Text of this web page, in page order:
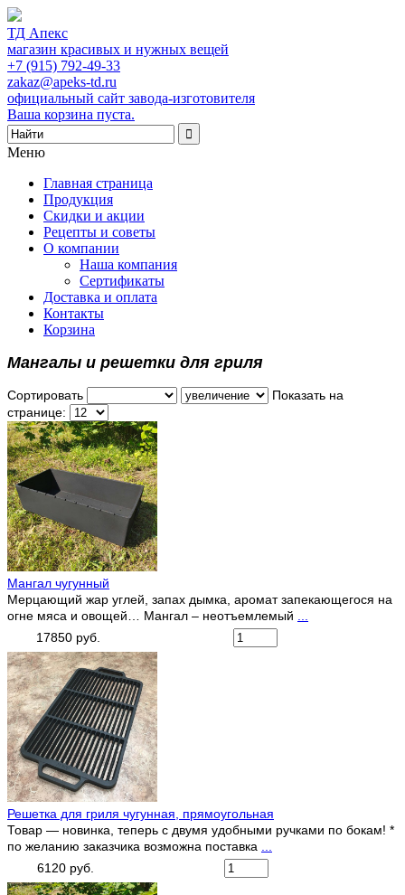
ТД Апекс
магазин красивых и нужных вещей
+7 (915) 792-49-33
zakaz@apeks-td.ru
официальный сайт завода-изготовителя
Ваша корзина пуста.
Меню
Главная страница
Продукция
Скидки и акции
Рецепты и советы
О компании
Наша компания
Сертификаты
Доставка и оплата
Контакты
Корзина
Мангалы и решетки для гриля
Сортировать
Показать на
странице:
Мангал чугунный
Мерцающий жар углей, запах дымка, аромат запекающегося на
огне мяса и овощей… Мангал – неотъемлемый
17850 руб.
Решетка для гриля чугунная, прямоугольная
Товар — новинка, теперь с двумя удобными ручками по бокам! *
по желанию заказчика возможна поставка
6120 руб.